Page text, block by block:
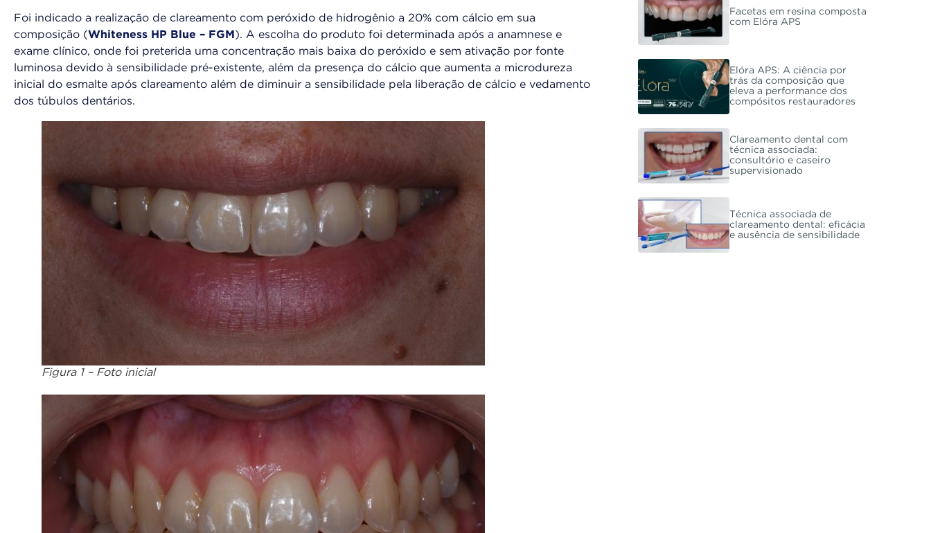
Foi indicado a realização de clareamento com peróxido de hidrogênio a 20% com cálcio em sua
composição ( Whiteness HP Blue – FGM ). A escolha do produto foi determinada após a anamnese e
exame clínico, onde foi preterida uma concentração mais baixa do peróxido e sem ativação por fonte
luminosa devido à sensibilidade pré-existente, além da presença do cálcio que aumenta a microdureza
inicial do esmalte após clareamento além de diminuir a sensibilidade pela liberação de cálcio e vedamento
dos túbulos dentários.
Figura 1 – Foto inicial
Facetas em resina composta
com Elóra APS
Elóra APS: A ciência por
trás da composição que
eleva a performance dos
compósitos restauradores
Clareamento dental com
técnica associada:
consultório e caseiro
supervisionado
Técnica associada de
clareamento dental: eficácia
e ausência de sensibilidade